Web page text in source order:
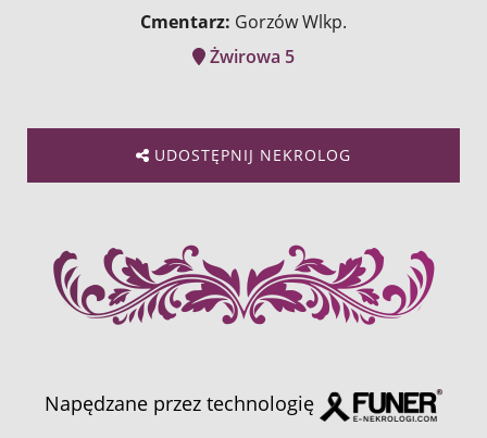
Cmentarz: Gorzów Wlkp.
Żwirowa 5
UDOSTĘPNIJ NEKROLOG
Napędzane przez technologię